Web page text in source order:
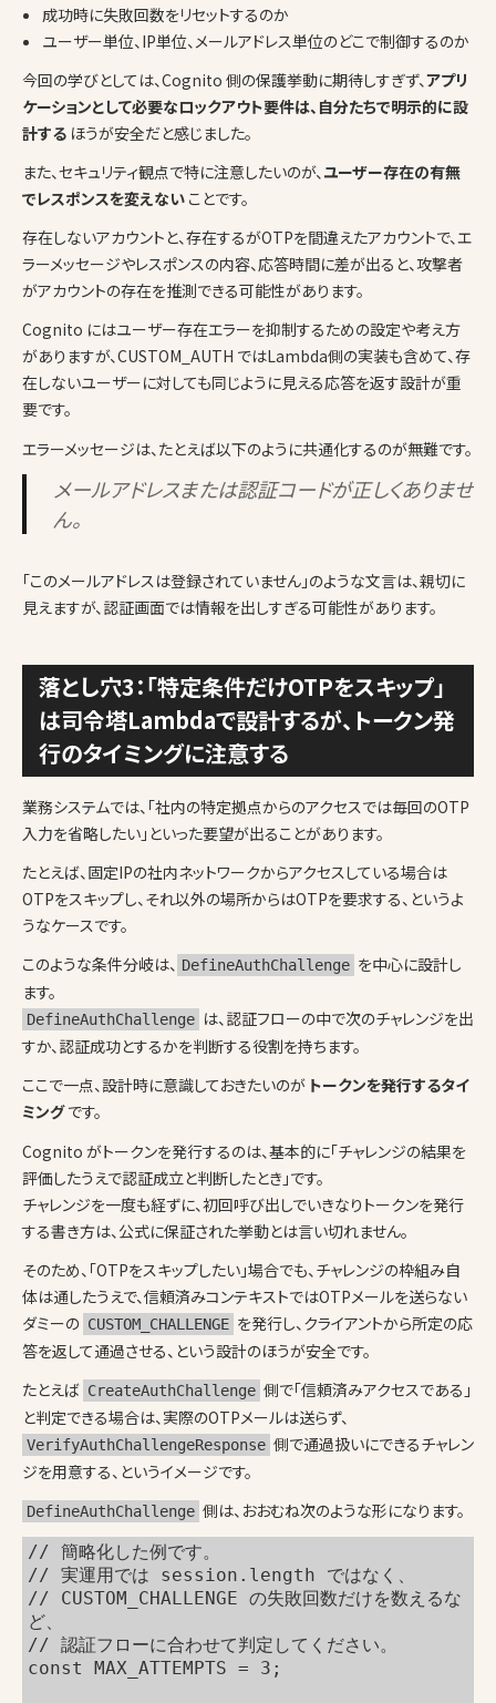
成功時に失敗回数をリセットするのか
ユーザー単位、IP単位、メールアドレス単位のどこで制御するのか
今回の学びとしては、Cognito 側の保護挙動に期待しすぎず、アプリ
ケーションとして必要なロックアウト要件は、自分たちで明示的に設
計する ほうが安全だと感じました。
また、セキュリティ観点で特に注意したいのが、ユーザー存在の有無
でレスポンスを変えない ことです。
存在しないアカウントと、存在するがOTPを間違えたアカウントで、エ
ラーメッセージやレスポンスの内容、応答時間に差が出ると、攻撃者
がアカウントの存在を推測できる可能性があります。
Cognito にはユーザー存在エラーを抑制するための設定や考え方
がありますが、CUSTOM_AUTH ではLambda側の実装も含めて、存
在しないユーザーに対しても同じように見える応答を返す設計が重
要です。
エラーメッセージは、たとえば以下のように共通化するのが無難です。
メールアドレスまたは認証コードが正しくありませ
ん。
「このメールアドレスは登録されていません」のような文言は、親切に
見えますが、認証画面では情報を出しすぎる可能性があります。
落とし穴3：「特定条件だけOTPをスキップ」
は司令塔Lambdaで設計するが、トークン発
行のタイミングに注意する
業務システムでは、「社内の特定拠点からのアクセスでは毎回のOTP
入力を省略したい」といった要望が出ることがあります。
たとえば、固定IPの社内ネットワークからアクセスしている場合は
OTPをスキップし、それ以外の場所からはOTPを要求する、というよ
うなケースです。
このような条件分岐は、 DefineAuthChallenge を中心に設計し
ます。
DefineAuthChallenge は、認証フローの中で次のチャレンジを出
すか、認証成功とするかを判断する役割を持ちます。
ここで一点、設計時に意識しておきたいのが トークンを発行するタイ
ミングです。
Cognito がトークンを発行するのは、基本的に「チャレンジの結果を
評価したうえで認証成立と判断したとき」です。
チャレンジを一度も経ずに、初回呼び出しでいきなりトークンを発行
する書き方は、公式に保証された挙動とは言い切れません。
そのため、「OTPをスキップしたい」場合でも、チャレンジの枠組み自
体は通したうえで、信頼済みコンテキストではOTPメールを送らない
ダミーの CUSTOM_CHALLENGE を発行し、クライアントから所定の応
答を返して通過させる、という設計のほうが安全です。
たとえば CreateAuthChallenge 側で「信頼済みアクセスである」
と判定できる場合は、実際のOTPメールは送らず、
VerifyAuthChallengeResponse 側で通過扱いにできるチャレン
ジを用意する、というイメージです。
DefineAuthChallenge 側は、おおむね次のような形になります。
// 簡略化した例です。
// 実運用では session.length ではなく、
// CUSTOM_CHALLENGE の失敗回数だけを数えるな
ど、
// 認証フローに合わせて判定してください。
const MAX_ATTEMPTS = 3;